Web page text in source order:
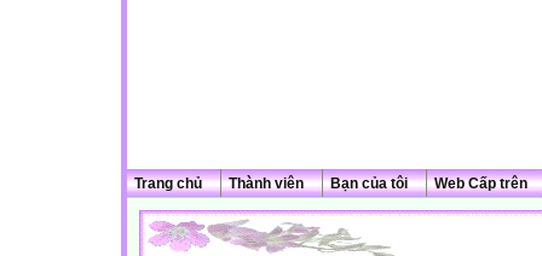
Trang chủ Thành viên Bạn của tôi Web Cấp trên